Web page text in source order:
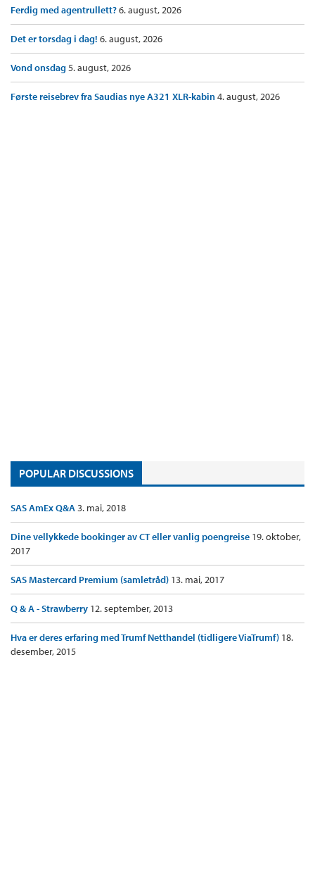
Ferdig med agentrullett?6. august, 2026
Det er torsdag i dag! 6. august, 2026
Vond onsdag5. august, 2026
Første reisebrev fra Saudias nye A321 XLR-kabin4. august, 2026
POPULAR DISCUSSIONS
SAS AmEx Q&A3. mai, 2018
Dine vellykkede bookinger av CT eller vanlig poengreise 19. oktober,
2017
SAS Mastercard Premium (samletråd) 13. mai, 2017
Q & A - Strawberry 12. september, 2013
Hva er deres erfaring med Trumf Netthandel (tidligere ViaTrumf) 18.
desember, 2015